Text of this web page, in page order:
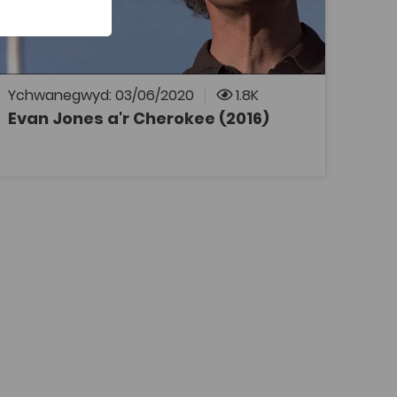
Ychwanegwyd: 03/06/2020 1.8K
Evan Jones a'r Cherokee (2016)
rhanfwyaf o’i oes, nes cael ei dderbyn yn
aelod llawn o’r genedl. Oherwydd rhesymau
hawlfraint bydd angen cyfrif Coleg Cymraeg i
wylio rhaglenni Archif S4C. Mae modd
ymaelodi ar wefan y Coleg Cymraeg
Cenedlaethol i gael cyfrif.